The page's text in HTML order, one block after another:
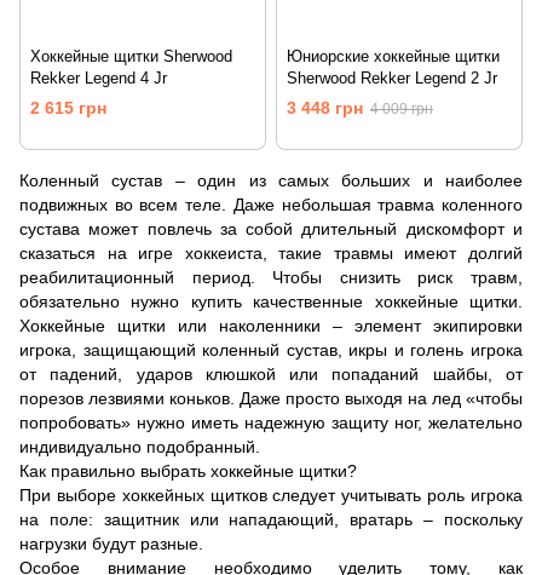
Хоккейные щитки Sherwood
Rekker Legend 4 Jr
2 615 грн
Юниорские хоккейные щитки
Sherwood Rekker Legend 2 Jr
3 448 грн 4 009 грн
Коленный сустав – один из самых больших и наиболее
подвижных во всем теле. Даже небольшая травма коленного
сустава может повлечь за собой длительный дискомфорт и
сказаться на игре хоккеиста, такие травмы имеют долгий
реабилитационный период. Чтобы снизить риск травм,
обязательно нужно купить качественные хоккейные щитки.
Хоккейные щитки или наколенники – элемент экипировки
игрока, защищающий коленный сустав, икры и голень игрока
от падений, ударов клюшкой или попаданий шайбы, от
порезов лезвиями коньков. Даже просто выходя на лед «чтобы
попробовать» нужно иметь надежную защиту ног, желательно
индивидуально подобранный.
Как правильно выбрать хоккейные щитки?
При выборе хоккейных щитков следует учитывать роль игрока
на поле: защитник или нападающий, вратарь – поскольку
нагрузки будут разные.
Особое внимание необходимо уделить тому, как